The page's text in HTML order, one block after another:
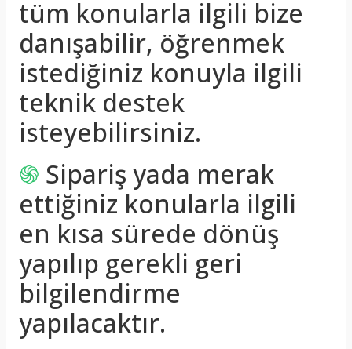
tüm konularla ilgili bize
danışabilir, öğrenmek
istediğiniz konuyla ilgili
teknik destek
isteyebilirsiniz.
֍ Sipariş yada merak
ettiğiniz konularla ilgili
en kısa sürede dönüş
yapılıp gerekli geri
bilgilendirme
yapılacaktır.